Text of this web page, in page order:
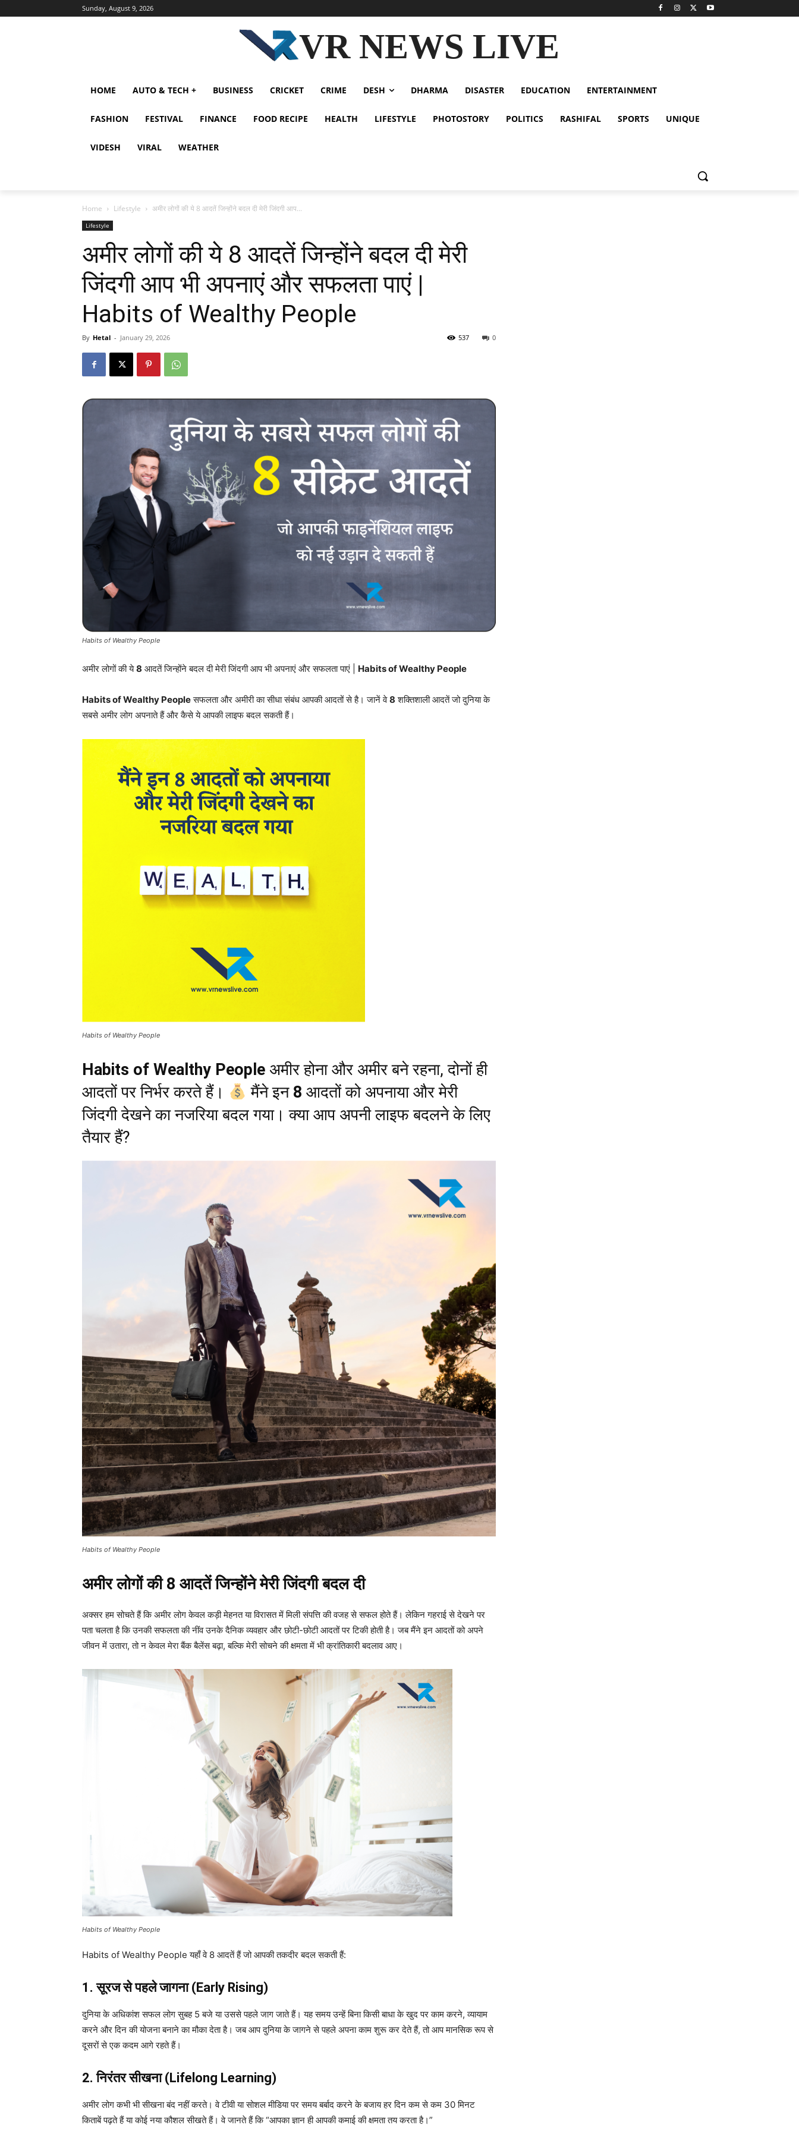
Sunday, August 9, 2026
VR NEWS LIVE
HOME AUTO & TECH + BUSINESS CRICKET CRIME DESH DHARMA DISASTER EDUCATION ENTERTAINMENT
FASHION FESTIVAL FINANCE FOOD RECIPE HEALTH LIFESTYLE PHOTOSTORY POLITICS RASHIFAL SPORTS UNIQUE
VIDESH VIRAL WEATHER
Home Lifestyle अमीर लोगों की ये 8 आदतें जिन्होंने बदल दी मेरी जिंदगी आप...
Lifestyle
अमीर लोगों की ये 8 आदतें जिन्होंने बदल दी मेरी
जिंदगी आप भी अपनाएं और सफलता पाएं |
Habits of Wealthy People
By Hetal - January 29, 2026 0
537
Habits of Wealthy People
अमीर लोगों की ये8 आदतें जिन्होंने बदल दी मेरी जिंदगी आप भी अपनाएं और सफलता पाएं | Habits of Wealthy People
Habits of Wealthy Peopleसफलता और अमीरी का सीधा संबंध आपकी आदतों से है। जानें वे8 शक्तिशाली आदतें जो दुनिया के
सबसे अमीर लोग अपनाते हैं और कैसे ये आपकी लाइफ बदल सकती हैं।
Habits of Wealthy People
Habits of Wealthy People अमीर होना और अमीर बने रहना, दोनों ही
आदतों पर निर्भर करते हैं।
मैंने इन 8 आदतों को अपनाया और मेरी
जिंदगी देखने का नजरिया बदल गया। क्या आप अपनी लाइफ बदलने के लिए
तैयार हैं?
Habits of Wealthy People
अमीर लोगों की 8 आदतें जिन्होंने मेरी जिंदगी बदल दी
अक्सर हम सोचते हैं कि अमीर लोग केवल कड़ी मेहनत या विरासत में मिली संपत्ति की वजह से सफल होते हैं। लेकिन गहराई से देखने पर
पता चलता है कि उनकी सफलता की नींव उनके दैनिक व्यवहार और छोटी-छोटी आदतों पर टिकी होती है। जब मैंने इन आदतों को अपने
जीवन में उतारा, तो न केवल मेरा बैंक बैलेंस बढ़ा, बल्कि मेरी सोचने की क्षमता में भी क्रांतिकारी बदलाव आए।
Habits of Wealthy People
Habits of Wealthy People यहाँ वे 8 आदतें हैं जो आपकी तकदीर बदल सकती हैं:
1. सूरज से पहले जागना (Early Rising)
दुनिया के अधिकांश सफल लोग सुबह 5 बजे या उससे पहले जाग जाते हैं। यह समय उन्हें बिना किसी बाधा के खुद पर काम करने, व्यायाम
करने और दिन की योजना बनाने का मौका देता है। जब आप दुनिया के जागने से पहले अपना काम शुरू कर देते हैं, तो आप मानसिक रूप से
दूसरों से एक कदम आगे रहते हैं।
2. निरंतर सीखना (Lifelong Learning)
अमीर लोग कभी भी सीखना बंद नहीं करते। वे टीवी या सोशल मीडिया पर समय बर्बाद करने के बजाय हर दिन कम से कम 30 मिनट
किताबें पढ़ते हैं या कोई नया कौशल सीखते हैं। वे जानते हैं कि “आपका ज्ञान ही आपकी कमाई की क्षमता तय करता है।”